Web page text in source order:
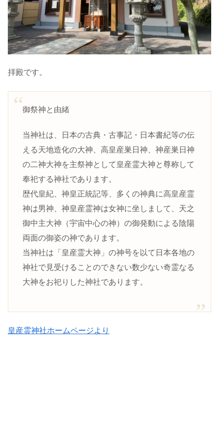
拝殿です。
御祭神と由緒
当神社は、日本の古典・古事記・日本書紀等の伝
える天地造化の大神、高皇産巣日神、神産巣日神
の二神大神を主祭神として皇産霊大神と尊称して
奉祀する神社であります。
歴代皇紀、神皇正統記等、多くの神典に高皇産霊
神は男神、神皇産霊神は女神に坐しまして、天之
御中主大神（宇宙中心の神）の御発動による陰陽
両面の御姿の神であります。
当神社は「皇産霊大神」の神号を以て日本各地の
神社で見受けることのできない数少ない奇霊なる
大神をお祀りした神社であります。
皇産霊神社ホームページより